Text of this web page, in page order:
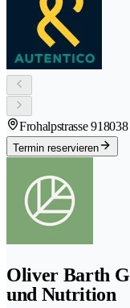
Frohalpstrasse 91
Termin reservieren
Oliver Barth
und Nutrition